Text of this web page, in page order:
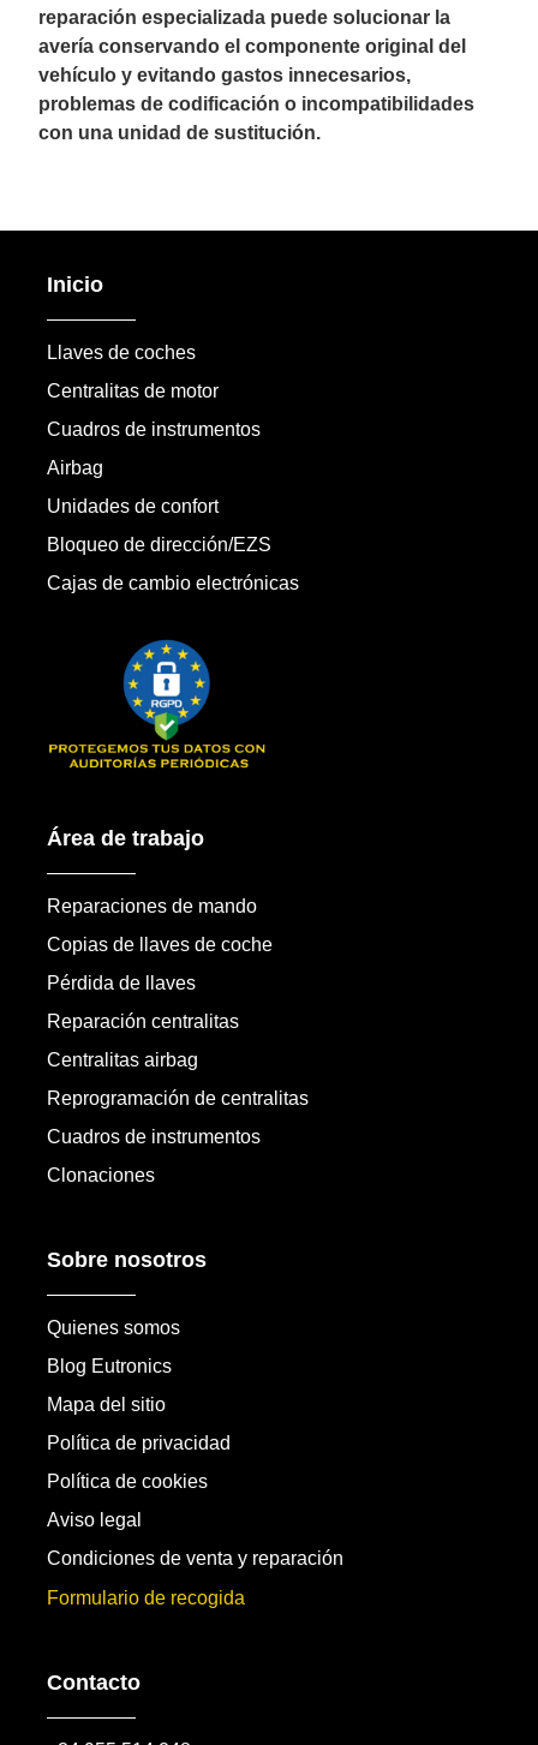
reparación especializada puede solucionar la
avería conservando el componente original del
vehículo y evitando gastos innecesarios,
problemas de codificación o incompatibilidades
con una unidad de sustitución.
Inicio
Llaves de coches
Centralitas de motor
Cuadros de instrumentos
Airbag
Unidades de confort
Bloqueo de dirección/EZS
Cajas de cambio electrónicas
Área de trabajo
Reparaciones de mando
Copias de llaves de coche
Pérdida de llaves
Reparación centralitas
Centralitas airbag
Reprogramación de centralitas
Cuadros de instrumentos
Clonaciones
Sobre nosotros
Quienes somos
Blog Eutronics
Mapa del sitio
Política de privacidad
Política de cookies
Aviso legal
Condiciones de venta y reparación
Formulario de recogida
Contacto